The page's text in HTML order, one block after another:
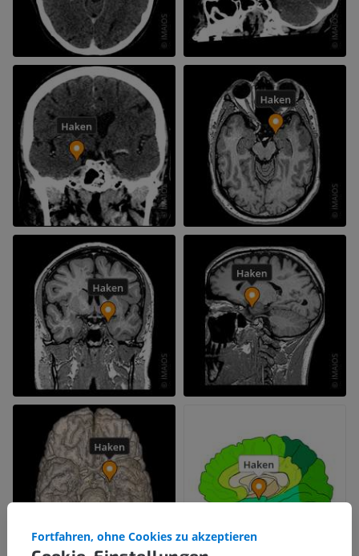
Fortfahren, ohne Cookies zu akzeptieren